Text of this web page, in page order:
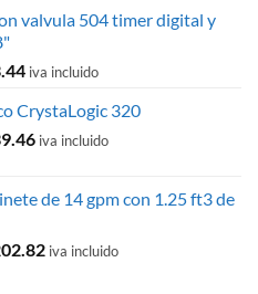
valvula 504 timer digital y
El
actual
es:
iva incluido
CrystaLogic 320
El
es:
iva incluido
de 14 gpm con 1.25 ft3 de
Eliva incluido